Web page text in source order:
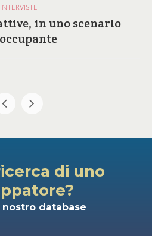
INTERVISTE
in uno scenario
di uno
nostro database